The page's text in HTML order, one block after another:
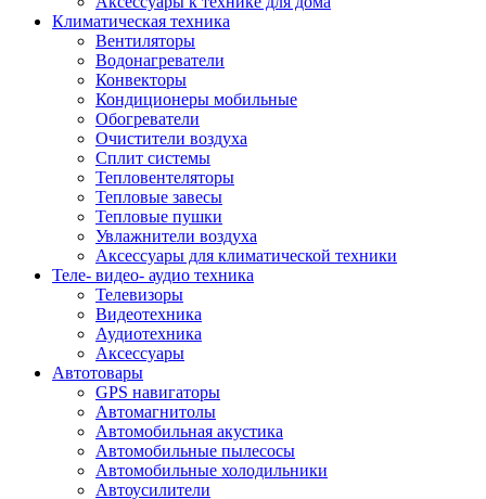
Климатическая техника
Вентиляторы
Водонагреватели
Конвекторы
Кондиционеры мобильные
Обогреватели
Очистители воздуха
Сплит системы
Тепловентеляторы
Тепловые завесы
Тепловые пушки
Увлажнители воздуха
Аксессуары для климатической техники
Теле- видео- аудио техника
Телевизоры
Видеотехника
Аудиотехника
Аксессуары
Автотовары
GPS навигаторы
Автомагнитолы
Автомобильная акустика
Автомобильные пылесосы
Автомобильные холодильники
Автоусилители